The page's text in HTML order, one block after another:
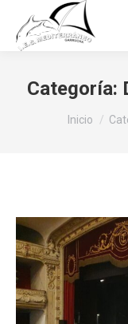
Categoría:
Estás aquí:
Inicio